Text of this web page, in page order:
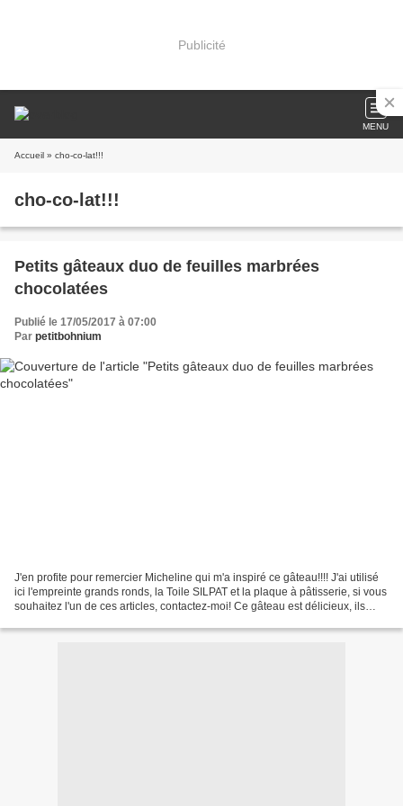
Publicité
MENU
Accueil » cho-co-lat!!!
cho-co-lat!!!
Petits gâteaux duo de feuilles marbrées
chocolatées
Publié le 17/05/2017 à 07:00
Par petitbohnium
J'en profite pour remercier Micheline qui m'a inspiré ce gâteau!!!! J'ai utilisé
ici l'empreinte grands ronds, la Toile SILPAT et la plaque à pâtisserie, si vous
souhaitez l'un de ces articles, contactez-moi! Ce gâteau est délicieux, ils